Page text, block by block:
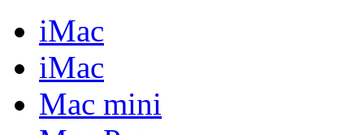
iMac
iMac
Mac mini